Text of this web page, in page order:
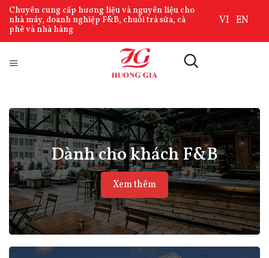
Chuyên cung cấp hương liệu và nguyên liệu cho
nhà máy, doanh nghiệp F&B, chuỗi trà sữa, cà
phê và nhà hàng
VI EN
Dành cho khách F&B
Xem thêm